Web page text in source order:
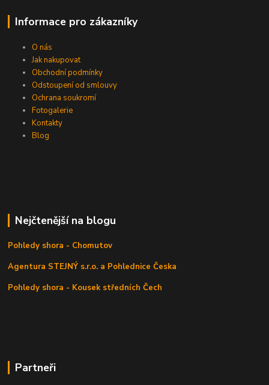
Informace pro zákazníky
O nás
Jak nakupovat
Obchodní podmínky
Odstoupení od smlouvy
Ochrana soukromí
Fotogalerie
Kontakty
Blog
Nejčtenější na blogu
Pohledy shora - Chomutov
Agentura STEJNÝ s.r.o. a Pohlednice Česka
Pohledy shora - Kousek středních Čech
Partneři